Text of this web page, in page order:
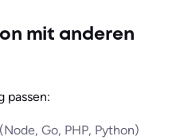
mit anderen
passen:
Go, PHP, Python)